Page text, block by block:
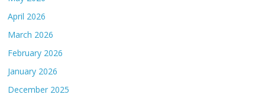
April 2026
March 2026
February 2026
January 2026
December 2025